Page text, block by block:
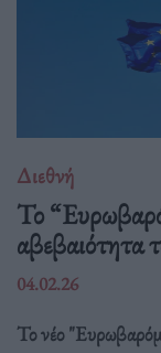
Διεθνή
Το
αβεβαιότητα
04.02.26
Το νέο